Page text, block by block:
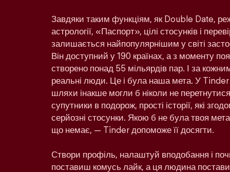
Завдяки таким функціям, як Double Date,
астрології, «Паспорт», цілі стосунків і
залишається найпопулярнішим у світі
Він доступний у 190 країнах, а з моменту
створено понад 55 мільярдів пар. І за
реальні люди. Це і була наша мета. У
шляхи інакше могли б ніколи не
супутники в подорож, прості історії, які
серйозні стосунки. Якою б не була твоя мета
що немає, — Tinder допоможе її досягти.
Створи профіль, налаштуй вподобання і
поставиш комусь лайк, а ця людина